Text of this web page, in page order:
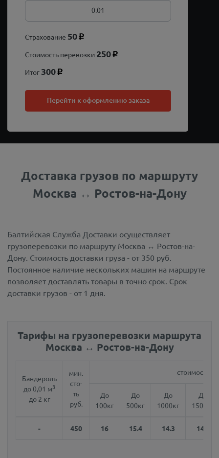
Страхование 50 p
Стоимость перевозки 250 p
Итог300 p
Перейти к оформлению заказа
Доставка грузов по маршруту
Москва ↔ Ростов-на-Дону
Балтийская Служба Доставки осуществляет
грузоперевозки по маршруту Москва ↔ Ростов-на-
Дону. Стоимость доставки груза - от 350 руб.
Постоянное наличие нескольких машин на маршруте
позволяет доставлять товары в точно срок. Срок
доставки грузов - от 1 дня.
Тарифы на грузоперевозки маршрута
Москва ↔ Ростов-на-Дону
Бандероль
до 0,01 м3
до 2 кг
мин.
сто-
ть
руб.
стоимость
До
100кг
До
500кг
До
1000кг
До
1500кг
- 450 16 15.4 14.3 14.2